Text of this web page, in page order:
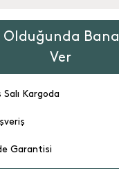
Olduğunda
Ver
Kargoda
Garantisi